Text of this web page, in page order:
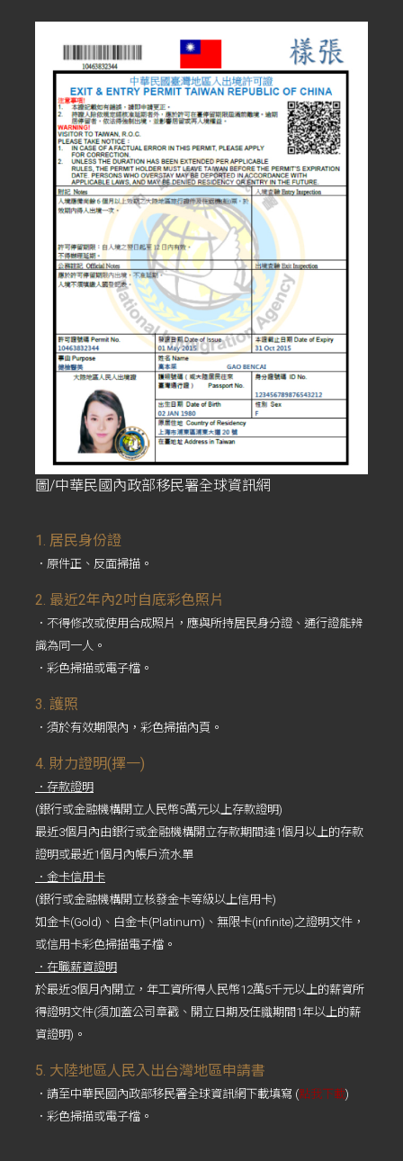
圖/中華民國內政部移民署全球資訊網
1. 居民身份證
．原件正、反面掃描。
2. 最近2年內2吋自底彩色照片
．不得修改或使用合成照片，應與所持居民身分證、通行證能辨
識為同一人。
．彩色掃描或電子檔。
3. 護照
．須於有效期限內，彩色掃描內頁。
4. 財力證明(擇一)
．存款證明
(銀行或金融機構開立人民幣5萬元以上存款證明)
最近3個月內由銀行或金融機構開立存款期間達1個月以上的存款
證明或最近1個月內帳戶流水單
．金卡信用卡
(銀行或金融機構開立核發金卡等級以上信用卡)
如金卡(Gold)、白金卡(Platinum)、無限卡(infinite)之證明文件，
或信用卡彩色掃描電子檔。
．在職薪資證明
於最近3個月內開立，年工資所得人民幣12萬5千元以上的薪資所
得證明文件(須加蓋公司章戳、開立日期及任膱期間1年以上的薪
資證明)。
5. 大陸地區人民入出台灣地區申請書
．請至中華民國內政部移民署全球資訊網下載填寫 (點我下載)
．彩色掃描或電子檔。